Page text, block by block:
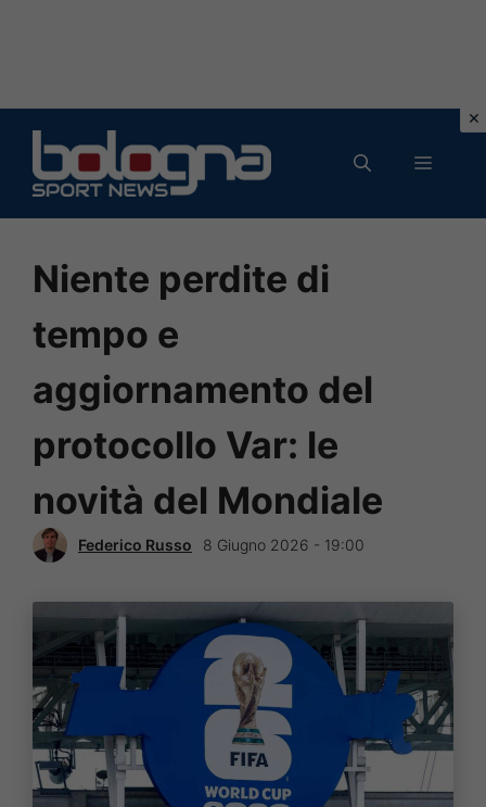
contenuto
MENU
Niente perdite di
tempo e
aggiornamento del
protocollo Var: le
novità del Mondiale
Federico Russo 8 Giugno 2026 - 19:00